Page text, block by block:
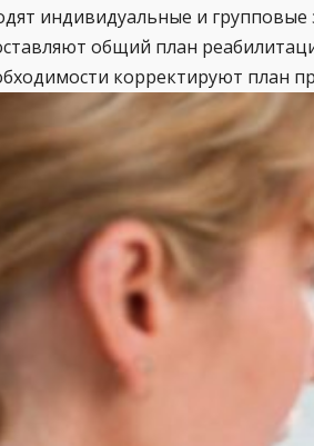
индивидуальные и групповые
общий план
корректируют план